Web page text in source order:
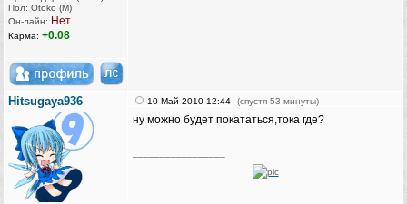
Пол: Otoko (M)
Он-лайн: Нет
Карма: +0.08
Hitsugaya936 10-Май-2010 12:44 (спустя 53 минуты)
ну можно будет покататься,тока где?